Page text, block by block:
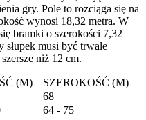
gry. Pole to rozciąga się na
wynosi 18,32 metra. W
bramki o szerokości 7,32
słupek musi być trwale
niż 12 cm.
(M)
SZEROKOŚĆ (M)
68
64 - 75